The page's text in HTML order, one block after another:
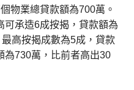
物業總貸款額為700萬。
可承造6成按揭，貸款額為
高按揭成數為5成，貸款
為730萬，比前者高出30